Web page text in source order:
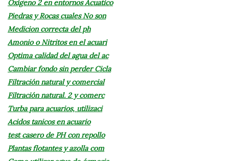
Oxígeno 2 en entornos Acuatico
Piedras y Rocas cuales No son
Medicion correcta del ph
Amonio o Nitritos en el acuari
Optima calidad del agua del ac
Cambiar fondo sin perder Cicla
Filtración natural y comercial
Filtración natural. 2 y comerc
Turba para acuarios, utilizaci
Acidos tanicos en acuario
test casero de PH con repollo
Plantas flotantes y azolla com